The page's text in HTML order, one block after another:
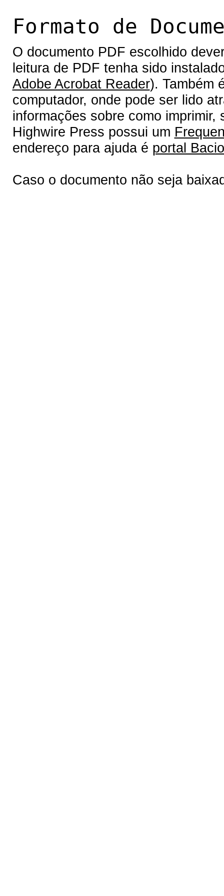
Formato de
O documento PDF escolhido
leitura de PDF tenha sido
Adobe Acrobat Reader). Também
computador, onde pode ser lido
informações sobre como
Highwire Press possui um
endereço para ajuda é portal
Caso o documento não seja